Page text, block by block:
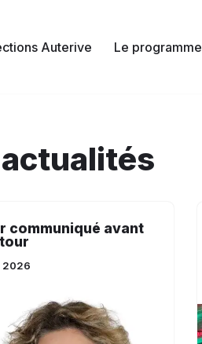
Auterive Le
communiqué avant
2026